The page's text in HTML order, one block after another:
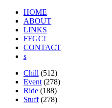
HOME
ABOUT
LINKS
FFGC!
CONTACT
s
Chill (512)
Event (278)
Ride (188)
Stuff(278)